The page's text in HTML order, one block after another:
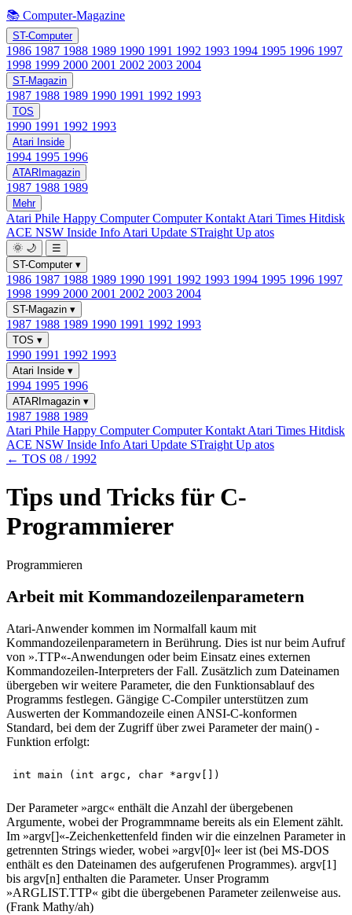
📚 Computer-Magazine
ST-Computer
1986 1987 1988 1989 1990 1991 1992 1993 1994 1995 1996 1997
1998 1999 2000 2001 2002 2003 2004
ST-Magazin
1987 1988 1989 1990 1991 1992 1993
TOS
1990 1991 1992 1993
Atari Inside
1994 1995 1996
ATARImagazin
1987 1988 1989
Mehr
Atari Phile Happy ComputerComputer Kontakt Atari Times Hitdisk
ACE NSW Inside Info Atari Update STraight Up atos
🌞 🌙
☰
ST-Computer ▾
1986 1987 1988 1989 1990 1991 1992 1993 1994 1995 1996 1997
1998 1999 2000 2001 2002 2003 2004
ST-Magazin ▾
1987 1988 1989 1990 1991 1992 1993
TOS ▾
1990 1991 1992 1993
Atari Inside ▾
1994 1995 1996
ATARImagazin ▾
1987 1988 1989
Atari Phile Happy ComputerComputer Kontakt Atari Times Hitdisk
ACE NSW Inside Info Atari Update STraight Up atos
← TOS 08 / 1992
Tips und Tricks für C-
Programmierer
Programmieren
Arbeit mit Kommandozeilenparametern
Atari-Anwender kommen im Normalfall kaum mit
Kommandozeilenparametern in Berührung. Dies ist nur beim Aufruf
von ».TTP«-Anwendungen oder beim Einsatz eines externen
Kommandozeilen-Interpreters der Fall. Zusätzlich zum Dateinamen
übergeben wir weitere Parameter, die den Funktionsablauf des
Programms festlegen. Gängige C-Compiler unterstützen zum
Auswerten der Kommandozeile einen ANSI-C-konformen
Standard, bei dem der Zugriff über zwei Parameter der main() -
Funktion erfolgt:
Der Parameter »argc« enthält die Anzahl der übergebenen
Argumente, wobei der Programmname bereits als ein Element zählt.
Im »argv[]«-Zeichenkettenfeld finden wir die einzelnen Parameter in
getrennten Strings wieder, wobei »argv[0]« leer ist (bei MS-DOS
enthält es den Dateinamen des aufgerufenen Programmes). argv[1]
bis argv[n] enthalten die Parameter. Unser Programm
»ARGLIST.TTP« gibt die übergebenen Parameter zeilenweise aus.
(Frank Mathy/ah)